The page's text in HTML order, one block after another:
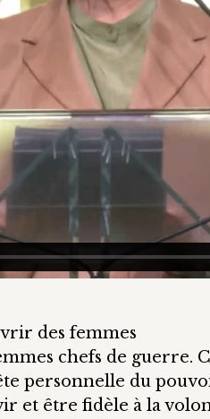
des femmes
chefs de guerre.
personnelle du
et être fidèle à la